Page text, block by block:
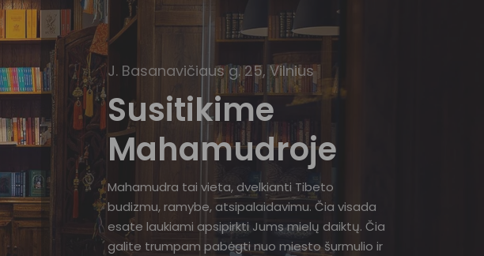
J. Basanavičiaus g. 25, Vilnius
Susitikime
Mahamudroje
Mahamudra tai vieta, dvelkianti Tibeto
budizmu, ramybe, atsipalaidavimu. Čia visada
esate laukiami apsipirkti Jums mielų daiktų. Čia
galite trumpam pabėgti nuo miesto šurmulio ir